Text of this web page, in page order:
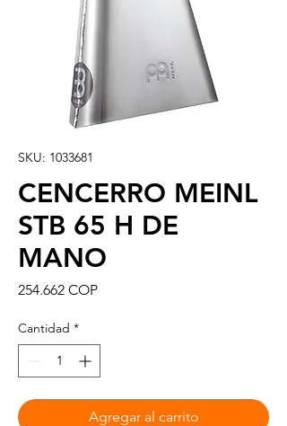
SKU: 1033681
CENCERRO MEINL
STB 65 H DE
MANO
254.662 COPPrecio
Cantidad *
Agregar al carrito